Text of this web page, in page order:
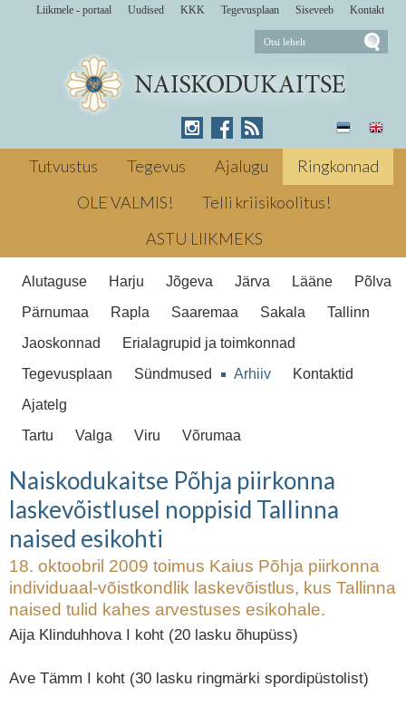
Liikmele - portaal Uudised KKK Tegevusplaan Siseveeb Kontakt
Naiskodukaitse Põhja piirkonna
18. oktoobril 2009 toimus Kaius Põhja
laskevõistlus, kus Tallinna naised tulid
kahes arvestuses esikohale. 2009
Persoonilugu 3 : Sirle Baldesport-Märss
Naiskodukaitse Põhja piirkonna
laskevõistlusel noppisid Tallinna naised
võistkondlik laskevõistlus
Tutvustus Tegevus Ajalugu
Ringkonnad
OLE VALMIS!
Telli kriisikoolitus!
ASTU LIIKMEKS
Alutaguse Harju Jõgeva Järva Lääne
Põlva
Pärnumaa
Rapla Saaremaa Sakala
Tallinn
Jaoskonnad
Erialagrupid ja toimkonnad
Tegevusplaan
Sündmused Arhiiv
Kontaktid
Ajatelg
Tartu
Valga Viru Võrumaa
Naiskodukaitse Põhja piirkonna
laskevõistlusel noppisid Tallinna
naised esikohti
18. oktoobril 2009 toimus Kaius Põhja piirkonna
individuaal-võistkondlik laskevõistlus, kus Tallinna
naised tulid kahes arvestuses esikohale.
Aija Klinduhhova I koht (20 lasku õhupüss)
Ave Tämm I koht (30 lasku ringmärki spordipüstolist)